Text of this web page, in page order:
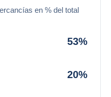
en % del total
53%
20%